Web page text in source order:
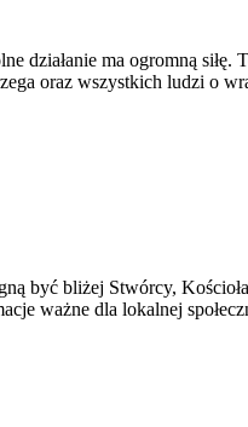
działanie ma ogromną siłę.
oraz wszystkich ludzi o
być bliżej Stwórcy,
ważne dla lokalnej